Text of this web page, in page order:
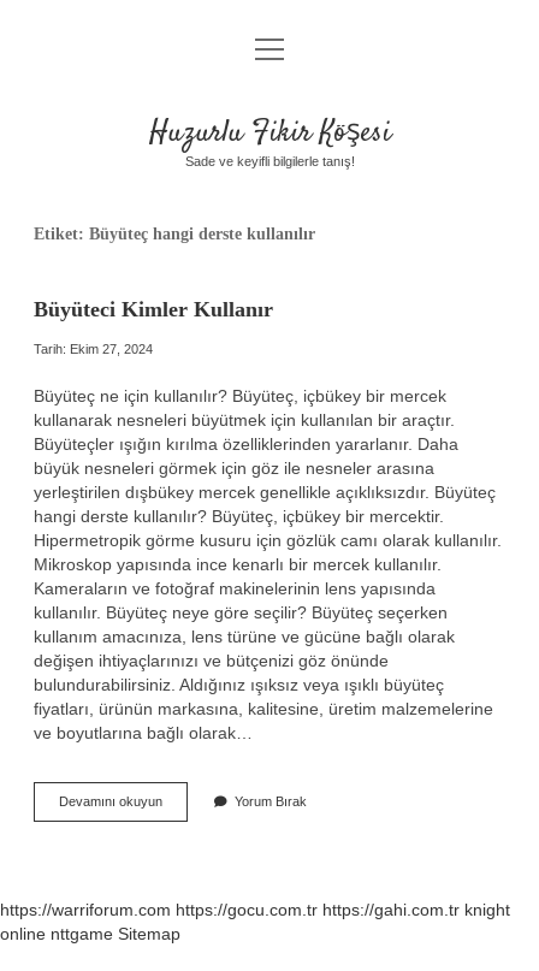
Anasayfa
Yasal Uyarı
menüyü
aç
Huzurlu Fikir Köşesi
Sade ve keyifli bilgilerle tanış!
Etiket: Büyüteç hangi derste kullanılır
Büyüteci Kimler Kullanır
Tarih: Ekim 27, 2024
Büyüteç ne için kullanılır? Büyüteç, içbükey bir mercek
kullanarak nesneleri büyütmek için kullanılan bir araçtır.
Büyüteçler ışığın kırılma özelliklerinden yararlanır. Daha
büyük nesneleri görmek için göz ile nesneler arasına
yerleştirilen dışbükey mercek genellikle açıklıksızdır. Büyüteç
hangi derste kullanılır? Büyüteç, içbükey bir mercektir.
Hipermetropik görme kusuru için gözlük camı olarak kullanılır.
Mikroskop yapısında ince kenarlı bir mercek kullanılır.
Kameraların ve fotoğraf makinelerinin lens yapısında
kullanılır. Büyüteç neye göre seçilir? Büyüteç seçerken
kullanım amacınıza, lens türüne ve gücüne bağlı olarak
değişen ihtiyaçlarınızı ve bütçenizi göz önünde
bulundurabilirsiniz. Aldığınız ışıksız veya ışıklı büyüteç
fiyatları, ürünün markasına, kalitesine, üretim malzemelerine
ve boyutlarına bağlı olarak…
Devamını okuyunBüyüteci
Kimler
Yorum Bırak
https://warriforum.com https://gocu.com.tr https://gahi.com.tr knight
online nttgame Sitemap